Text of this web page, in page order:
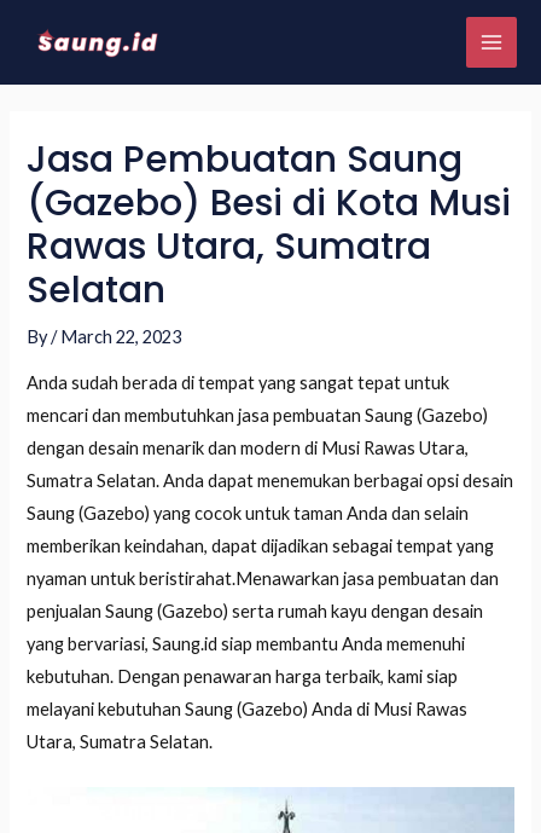
Jasa Pembuatan Saung
(Gazebo) Besi di Kota Musi
Rawas Utara, Sumatra
Selatan
By/March 22, 2023
Anda sudah berada di tempat yang sangat tepat untuk
mencari dan membutuhkan jasa pembuatan Saung (Gazebo)
dengan desain menarik dan modern di Musi Rawas Utara,
Sumatra Selatan. Anda dapat menemukan berbagai opsi desain
Saung (Gazebo) yang cocok untuk taman Anda dan selain
memberikan keindahan, dapat dijadikan sebagai tempat yang
nyaman untuk beristirahat.Menawarkan jasa pembuatan dan
penjualan Saung (Gazebo) serta rumah kayu dengan desain
yang bervariasi, Saung.id siap membantu Anda memenuhi
kebutuhan. Dengan penawaran harga terbaik, kami siap
melayani kebutuhan Saung (Gazebo) Anda di Musi Rawas
Utara, Sumatra Selatan.